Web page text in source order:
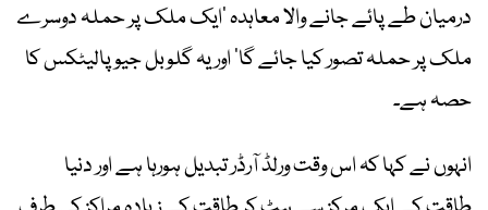
درمیان طے پائے جانے والا معاہدہ ’ایک ملک پر حملہ دوسرے
ملک پر حملہ تصور کیا جائے گا‘ اور یہ گلوبل جیو پالیٹکس کا
حصہ ہے۔
انہوں نے کہا کہ اس وقت ورلڈ آرڈر تبدیل ہورہا ہے اور دنیا